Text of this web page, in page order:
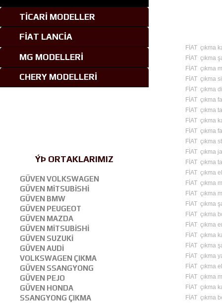
TİCARİ MODELLER
FİAT LANCİA
MG MODELLERİ
CHERY MODELLERİ
ÝÞ ORTAKLARIMIZ
GÜVEN VOLKSWAGEN
GÜVEN MİTSUBİSHİ
GÜVEN BMW
GÜVEN PEUGEOT
GÜVEN MAZDA
GÜVEN MİTSUBİSHİ
GÜVEN SUZUKİ
GÜVEN AUDİ
VOLKSWAGEN ÇIKMA
GÜVEN SSANGYONG
GÜVEN PEJO
GÜVEN HONDA
SSANGYONG ÇIKMA
FİAT çıkma
FİAT çıkma
FİAT çıkma
FİAT çıkma
FİAT çıkma
FİAT çıkma
FİAT çıkma
FİAT çıkma
FİAT çıkma
FİAT çıkma
FİAT çıkma
FİAT çıkma
FİAT çıkma
FİAT çıkma
FİAT çıkma
FİAT çıkma
FİAT çıkma
FİAT çıkma
FİAT çıkma
FİAT çıkma
FİAT çıkma
FİAT çıkma
FİAT çıkma
FİAT çıkma
FİAT çıkma